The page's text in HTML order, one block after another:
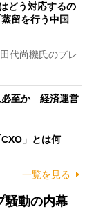
どう対応するの
留を行う中国
代尚機氏のプレ
必至か 経済運営
」とは何
一覧を見る
騒動の内幕